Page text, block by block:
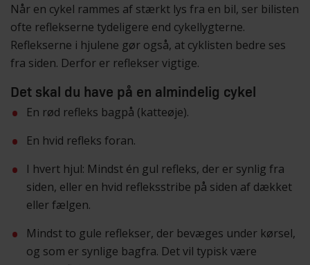
Når en cykel rammes af stærkt lys fra en bil, ser bilisten
ofte reflekserne tydeligere end cykellygterne.
Reflekserne i hjulene gør også, at cyklisten bedre ses
fra siden. Derfor er reflekser vigtige.
Det skal du have på en almindelig cykel
En rød refleks bagpå (katteøje).
En hvid refleks foran.
I hvert hjul: Mindst én gul refleks, der er synlig fra
siden, eller en hvid refleksstribe på siden af dækket
eller fælgen.
Mindst to gule reflekser, der bevæges under kørsel,
og som er synlige bagfra. Det vil typisk være